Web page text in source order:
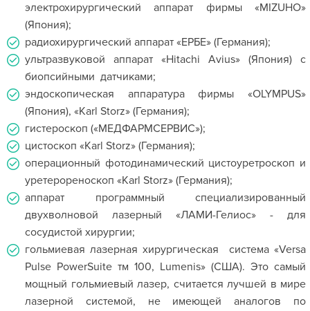
электрохирургический аппарат фирмы «MIZUHO»
(Япония);
радиохирургический аппарат «ЕРБЕ» (Германия);
ультразвуковой аппарат «Hitachi Avius» (Япония) с
биопсийными датчиками;
эндоскопическая аппаратура фирмы «OLYMPUS»
(Япония), «Karl Storz» (Германия);
гистероскоп («МЕДФАРМСЕРВИС»);
цистоскоп «Karl Storz» (Германия);
операционный фотодинамический цистоуретроскоп и
уретерореноскоп «Karl Storz» (Германия);
аппарат программный специализированный
двухволновой лазерный «ЛАМИ-Гелиос» - для
сосудистой хирургии;
гольмиевая лазерная хирургическая система «Versa
Pulse PowerSuite тм 100, Lumenis» (США). Это самый
мощный гольмиевый лазер, считается лучшей в мире
лазерной системой, не имеющей аналогов по